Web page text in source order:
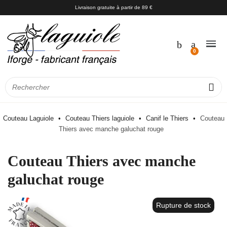
Livraison gratuite à partir de 89 €
Couteau Laguiole Couteau Thiers laguiole Canif le Thiers
Couteau
Thiers avec manche galuchat rouge
Couteau Thiers avec manche
galuchat rouge
Rupture de stock